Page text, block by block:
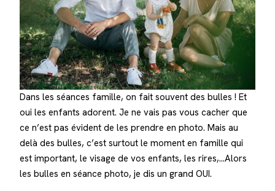
Dans les séances famille, on fait souvent des bulles ! Et
oui les enfants adorent. Je ne vais pas vous cacher que
ce n’est pas évident de les prendre en photo. Mais au
delà des bulles, c’est surtout le moment en famille qui
est important, le visage de vos enfants, les rires,…Alors
les bulles en séance photo, je dis un grand OUI.